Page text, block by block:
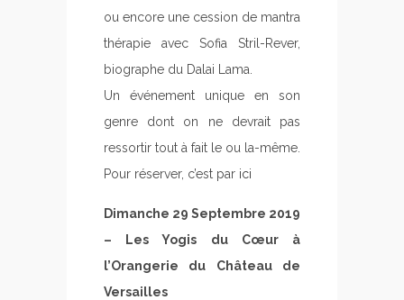
ou encore une cession de mantra
thérapie avec Sofia Stril-Rever,
biographe du Dalai Lama.
Un événement unique en son
genre dont on ne devrait pas
ressortir tout à fait le ou la-même.
Pour réserver, c’est par ici
Dimanche 29 Septembre 2019
– Les Yogis du Cœur à
l’Orangerie du Château de
Versailles